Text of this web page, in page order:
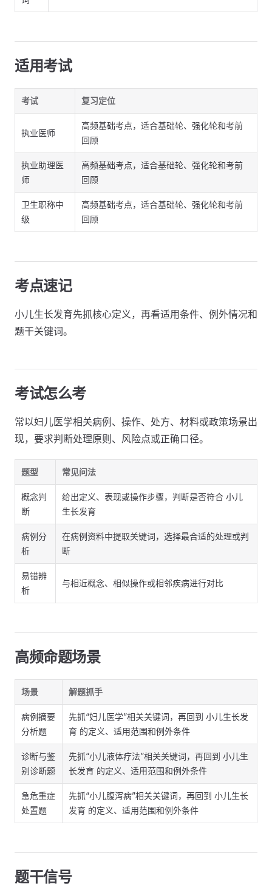
适用考试
考试 复习定位
执业医师
高频基础考点，适合基础轮、强化轮和考前
回顾
执业助理医
师
高频基础考点，适合基础轮、强化轮和考前
回顾
卫生职称中
级
高频基础考点，适合基础轮、强化轮和考前
回顾
考点速记
小儿生长发育先抓核心定义，再看适用条件、例外情况和
题干关键词。
考试怎么考
常以妇儿医学相关病例、操作、处方、材料或政策场景出
现，要求判断处理原则、风险点或正确口径。
题型 常见问法
概念判
断
给出定义、表现或操作步骤，判断是否符合 小儿
生长发育
病例分
析
在病例资料中提取关键词，选择最合适的处理或判
断
易错辨
析
与相近概念、相似操作或相邻疾病进行对比
高频命题场景
场景 解题抓手
病例摘要
分析题
先抓“妇儿医学”相关关键词，再回到 小儿生长发
育 的定义、适用范围和例外条件
诊断与鉴
别诊断题
先抓“小儿液体疗法”相关关键词，再回到 小儿生
长发育 的定义、适用范围和例外条件
急危重症
处置题
先抓“小儿腹泻病”相关关键词，再回到 小儿生长
发育 的定义、适用范围和例外条件
题干信号